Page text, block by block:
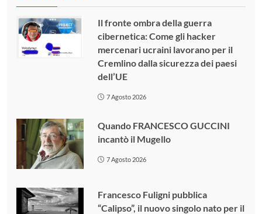
Il fronte ombra della guerra
cibernetica: Come gli hacker
mercenari ucraini lavorano per il
Cremlino dalla sicurezza dei paesi
dell’UE
7 Agosto 2026
Quando FRANCESCO GUCCINI
incantò il Mugello
7 Agosto 2026
Francesco Fuligni pubblica
“Calipso”, il nuovo singolo nato per il